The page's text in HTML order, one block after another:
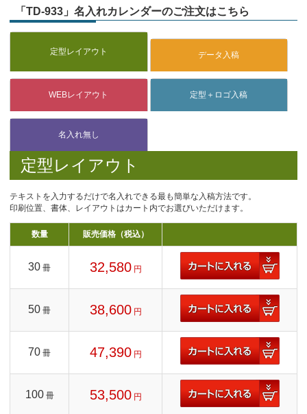
「TD-933」名入れカレンダーのご注文はこちら
定型レイアウト
テキストを入力するだけで名入れできる最も簡単な入稿方法です。
印刷位置、書体、レイアウトはカート内でお選びいただけます。
数量 販売価格（税込）
30 冊 32,580 円
50 冊 38,600 円
70 冊 47,390 円
100 冊 53,500 円